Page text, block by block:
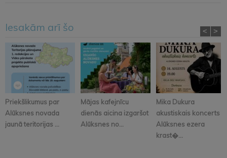
Iesakām arī šo
Priekšlikumus par
Alūksnes novada
jaunā teritorijas ...
Mājas kafejnīcu
dienās aicina izgaršot
Alūksnes no...
Mika Dukura
akustiskais koncerts
Alūksnes ezera
krast�...
< >